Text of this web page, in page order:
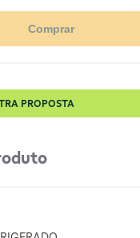
Comprar
PROPOSTA